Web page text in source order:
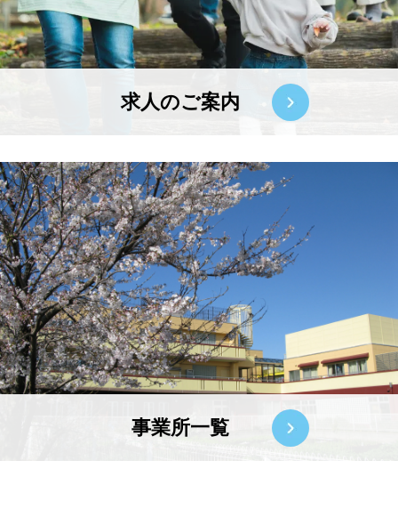
求人のご案内
事業所一覧